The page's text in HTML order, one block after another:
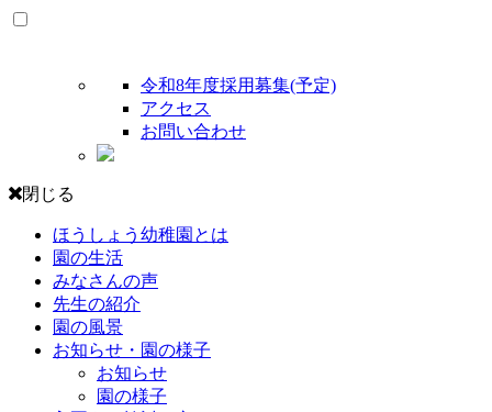
令和8年度採用募集(予定)
アクセス
お問い合わせ
閉じる
ほうしょう幼稚園とは
園の生活
みなさんの声
先生の紹介
園の風景
お知らせ・園の様子
お知らせ
園の様子